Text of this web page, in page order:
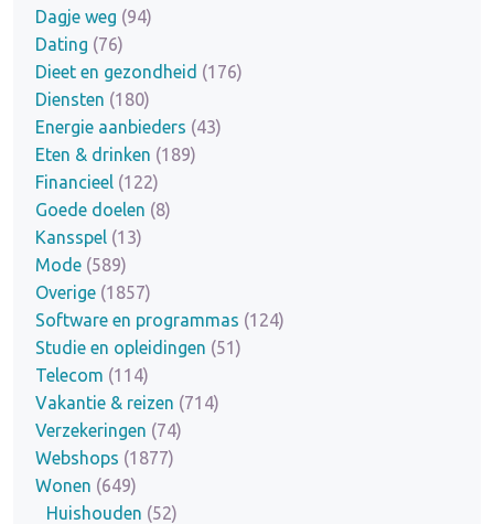
Dagje weg (94)
Dating (76)
Dieet en gezondheid (176)
Diensten (180)
Energie aanbieders (43)
Eten & drinken (189)
Financieel (122)
Goede doelen (8)
Kansspel (13)
Mode (589)
Overige (1857)
Software en programmas (124)
Studie en opleidingen (51)
Telecom (114)
Vakantie & reizen (714)
Verzekeringen (74)
Webshops (1877)
Wonen (649)
Huishouden (52)